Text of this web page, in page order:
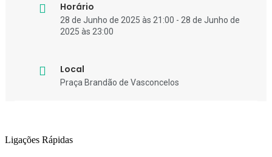
Horário
28 de Junho de 2025 às 21:00 - 28 de Junho de
2025 às 23:00
Local
Praça Brandão de Vasconcelos
Ligações Rápidas